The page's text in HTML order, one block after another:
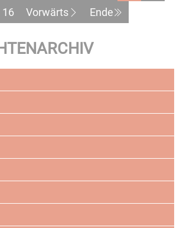
16 Vorwärts Ende